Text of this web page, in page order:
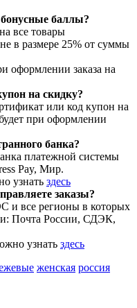
баллы?
все товары
в размере 25% от суммы
оформлении заказа на
на скидку?
или код купон на
при оформлении
банка?
платежной системы
Pay, Мир.
узнать здесь
заказы?
и все регионы в которых
Почта России, СДЭК,
узнать здесь
женская россия